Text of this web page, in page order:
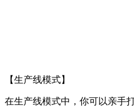
【生产线模式】
在生产线模式中，你可以亲手